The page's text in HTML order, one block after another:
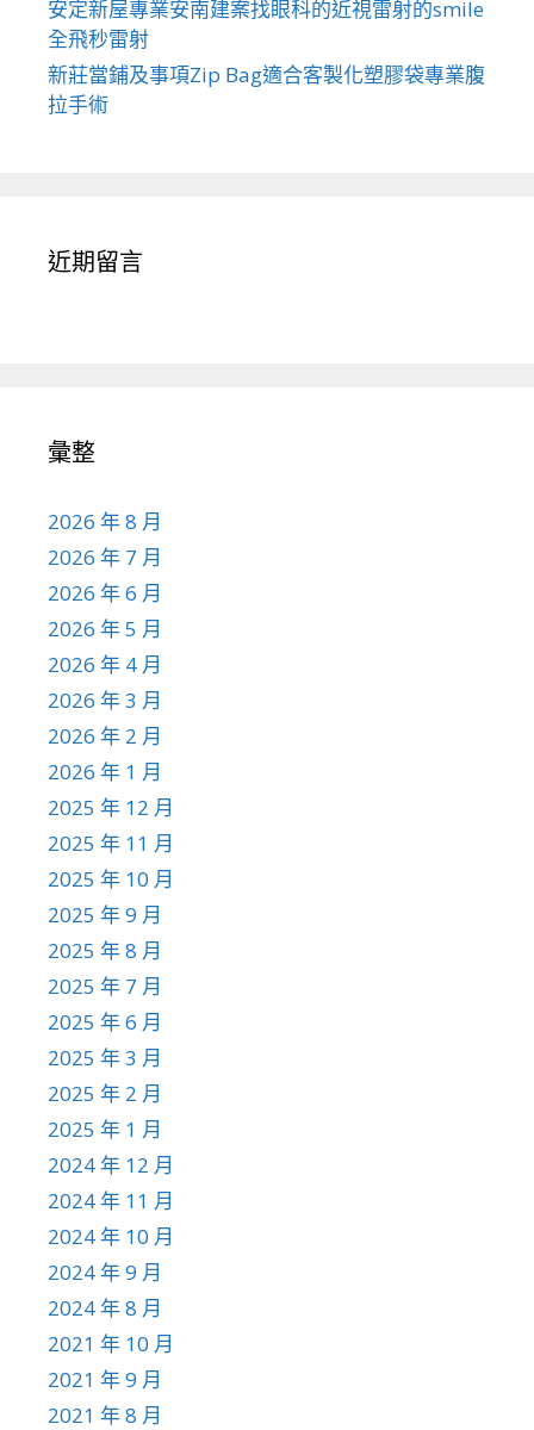
安定新屋專業安南建案找眼科的近視雷射的smile
全飛秒雷射
新莊當鋪及事項Zip Bag適合客製化塑膠袋專業腹
拉手術
近期留言
彙整
2026 年 8 月
2026 年 7 月
2026 年 6 月
2026 年 5 月
2026 年 4 月
2026 年 3 月
2026 年 2 月
2026 年 1 月
2025 年 12 月
2025 年 11 月
2025 年 10 月
2025 年 9 月
2025 年 8 月
2025 年 7 月
2025 年 6 月
2025 年 3 月
2025 年 2 月
2025 年 1 月
2024 年 12 月
2024 年 11 月
2024 年 10 月
2024 年 9 月
2024 年 8 月
2021 年 10 月
2021 年 9 月
2021 年 8 月